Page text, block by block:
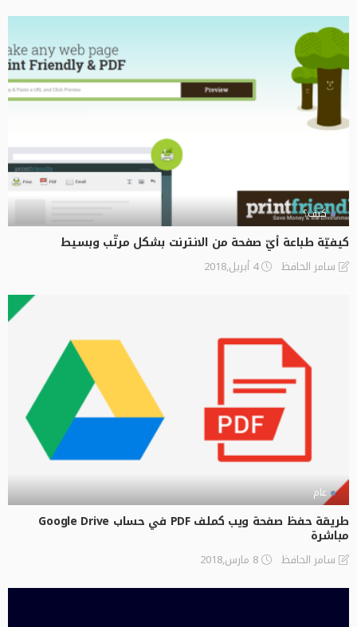
كيف؟
كيفيّة طباعة أيّ صفحة من الانترنت بشكل مرتّب وبسيط
سامر الحافظ 4 أبريل,2018
عام
طريقة حفظ صفحة ويب كملف PDF في حساب Google Drive
مباشرة
سامر الحافظ 8 مارس,2018